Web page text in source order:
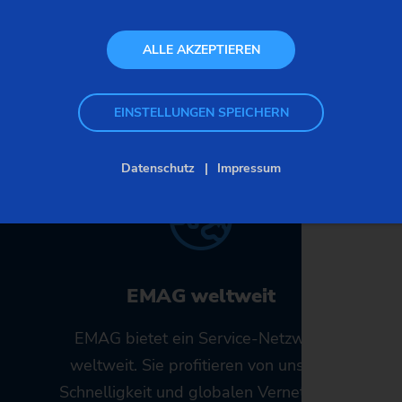
Wir sind fürSieda!
EMAG weltweit
EMAG bietet ein Service-Netzwerk
weltweit. Sie profitieren von unserer
Schnelligkeit und globalen Vernetzung.
ALLE AKZEPTIEREN
EINSTELLUNGEN SPEICHERN
Datenschutz Impressum